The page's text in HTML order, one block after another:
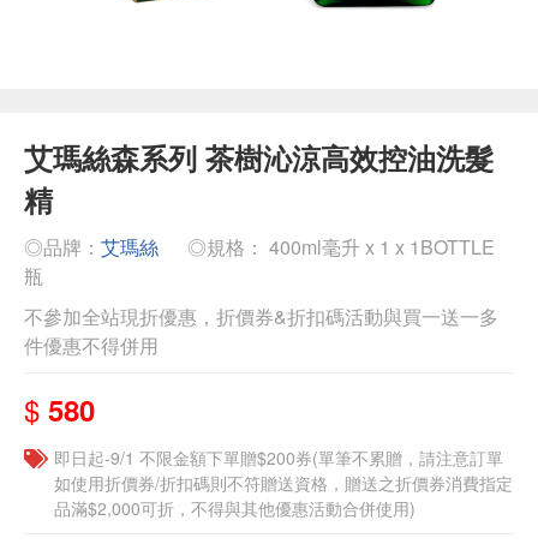
艾瑪絲森系列 茶樹沁涼高效控油洗髮
精
◎品牌： 艾瑪絲
◎規格： 400ml毫升 x 1 x 1BOTTLE
瓶
不參加全站現折優惠，折價券&折扣碼活動與買一送一多
件優惠不得併用
$ 580
即日起-9/1 不限金額下單贈$200券(單筆不累贈，請注意訂單
如使用折價券/折扣碼則不符贈送資格，贈送之折價券消費指定
品滿$2,000可折，不得與其他優惠活動合併使用)